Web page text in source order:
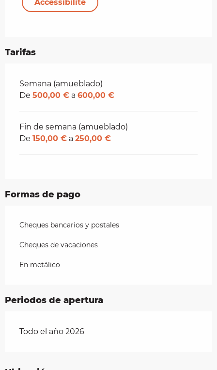
Accessibilité
Tarifas
Tarifas 2026
Semana (amueblado)
De 500,00 € a 600,00 €
Fin de semana (amueblado)
De 150,00 € a 250,00 €
Formas de pago
Cheques bancarios y postales
Cheques de vacaciones
En metálico
Periodos de apertura
Todo el año 2026